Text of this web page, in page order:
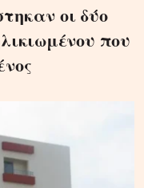
οι δύο
που